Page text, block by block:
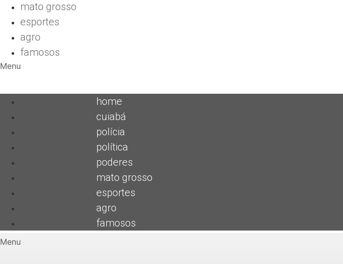
mato grosso
esportes
agro
famosos
Menu
home
cuiabá
polícia
política
poderes
mato grosso
esportes
agro
famosos
Menu